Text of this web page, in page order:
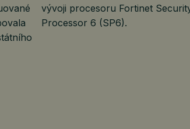
vývoji procesoru Fortinet
Processor 6 (SP6).